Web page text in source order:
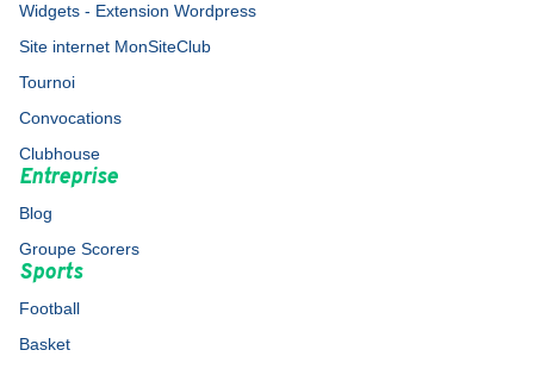
Widgets - Extension Wordpress
Site internet MonSiteClub
Tournoi
Convocations
Clubhouse
Entreprise
Blog
Groupe Scorers
Sports
Football
Basket